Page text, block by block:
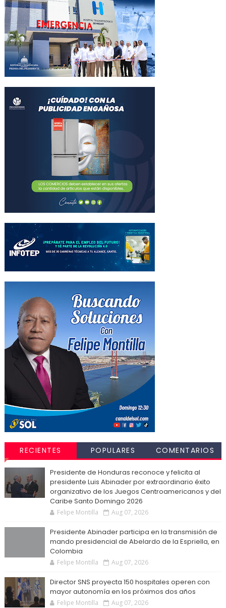
RECIENTES POPULARES COMENTARIOS
Presidente de Honduras reconoce y felicita al
presidente Luis Abinader por extraordinario éxito
organizativo de los Juegos Centroamericanos y del
Caribe Santo Domingo 2026
Felipe Montilla Aug 07, 2026
Presidente Abinader participa en la transmisión de
mando presidencial de Abelardo de la Espriella, en
Colombia
Felipe Montilla Aug 07, 2026
Director SNS proyecta 150 hospitales operen con
mayor autonomía en los próximos dos años
Felipe Montilla Aug 07, 2026